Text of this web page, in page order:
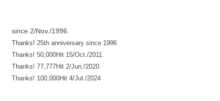
since 2/Nov./1996.
Thanks! 25th anniversary since 1996
Thanks! 50,000Hit 15/Oct./2011
Thanks! 77,777Hit 2/Jun./2020
Thanks! 100,000Hit 4/Jul./2024